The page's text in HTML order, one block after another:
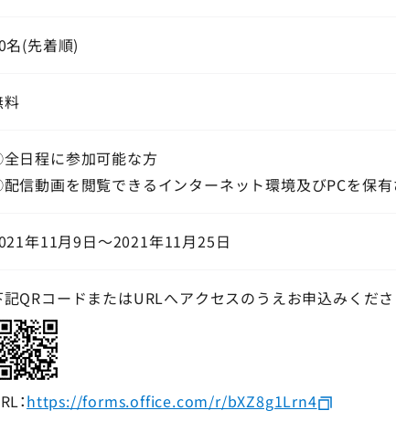
名(先着順)
料
日程に参加可能な方
信動画を閲覧できるインターネット環境及びPCを保
年11月9日～2021年11月25日
記QRコードまたはURLへアクセスのうえお申込みくださ
：https://forms.office.com/r/bXZ8g1Lrn4